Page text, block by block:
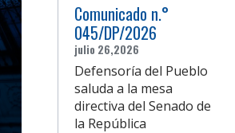
Comunicado n.°
045/DP/2026
julio 26,2026
Defensoría del Pueblo
saluda a la mesa
directiva del Senado de
la República